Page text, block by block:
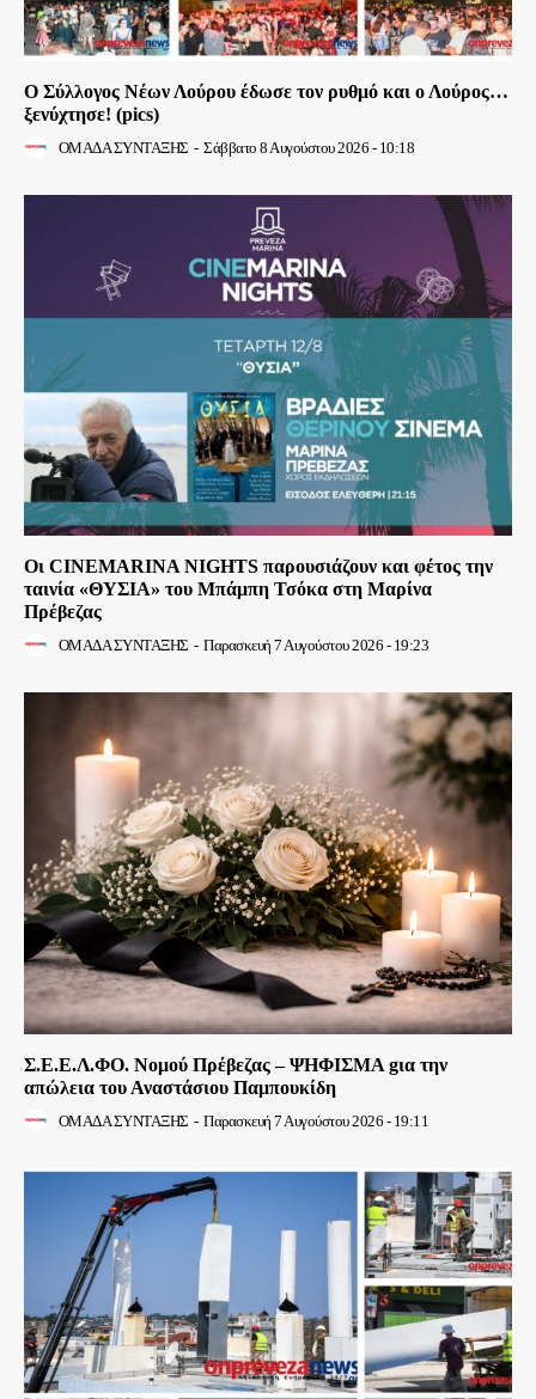
Ο Σύλλογος Νέων Λούρου έδωσε τον ρυθμό και ο Λούρος…
ξενύχτησε! (pics)
ΟΜΑΔΑ ΣΥΝΤΑΞΗΣ - Σάββατο 8 Αυγούστου 2026 - 10:18
Οι CINEMARINA NIGHTS παρουσιάζουν και φέτος την
ταινία «ΘΥΣΙΑ» του Μπάμπη Τσόκα στη Μαρίνα
Πρέβεζας
ΟΜΑΔΑ ΣΥΝΤΑΞΗΣ - Παρασκευή 7 Αυγούστου 2026 - 19:23
Σ.Ε.Ε.Λ.ΦΟ. Νομού Πρέβεζας – ΨΗΦΙΣΜΑ gια την
απώλεια του Αναστάσιου Παμπουκίδη
ΟΜΑΔΑ ΣΥΝΤΑΞΗΣ - Παρασκευή 7 Αυγούστου 2026 - 19:11